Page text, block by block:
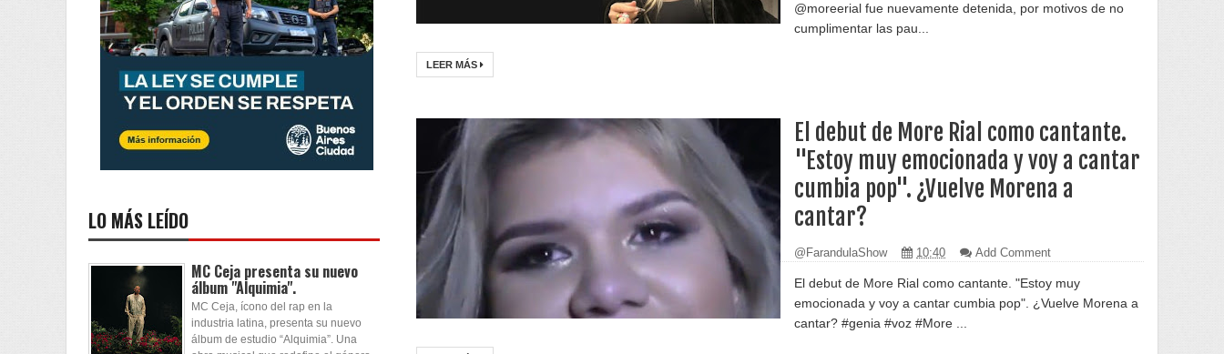
@moreerial fue nuevamente detenida, por motivos de no
cumplimentar las pau...
LEER MÁS
El debut de More Rial como cantante.
"Estoy muy emocionada y voy a cantar
cumbia pop". ¿Vuelve Morena a
cantar?
@FarandulaShow 10:40 Add Comment
El debut de More Rial como cantante. "Estoy muy
emocionada y voy a cantar cumbia pop". ¿Vuelve Morena a
cantar? #genia #voz #More ...
LO MÁS LEÍDO
MC Ceja presenta su nuevo
álbum "Alquimia".
MC Ceja, ícono del rap en la
industria latina, presenta su nuevo
álbum de estudio “Alquimia”. Una